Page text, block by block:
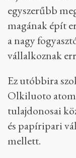
egyszerűbb
magának épít
a nagy
vállalkoznak
Ez utóbbira
Olkiluoto
tulajdonosai
és papíripari
mellett.